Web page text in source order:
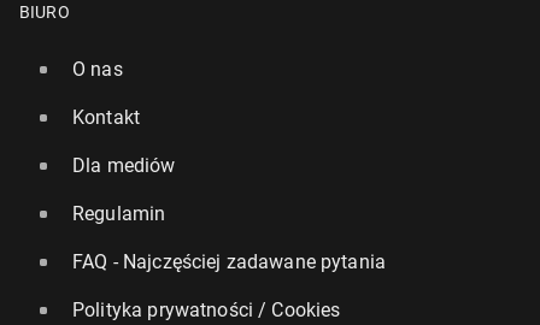
BIURO
O nas
Kontakt
Dla mediów
Regulamin
FAQ - Najczęściej zadawane pytania
Polityka prywatności / Cookies